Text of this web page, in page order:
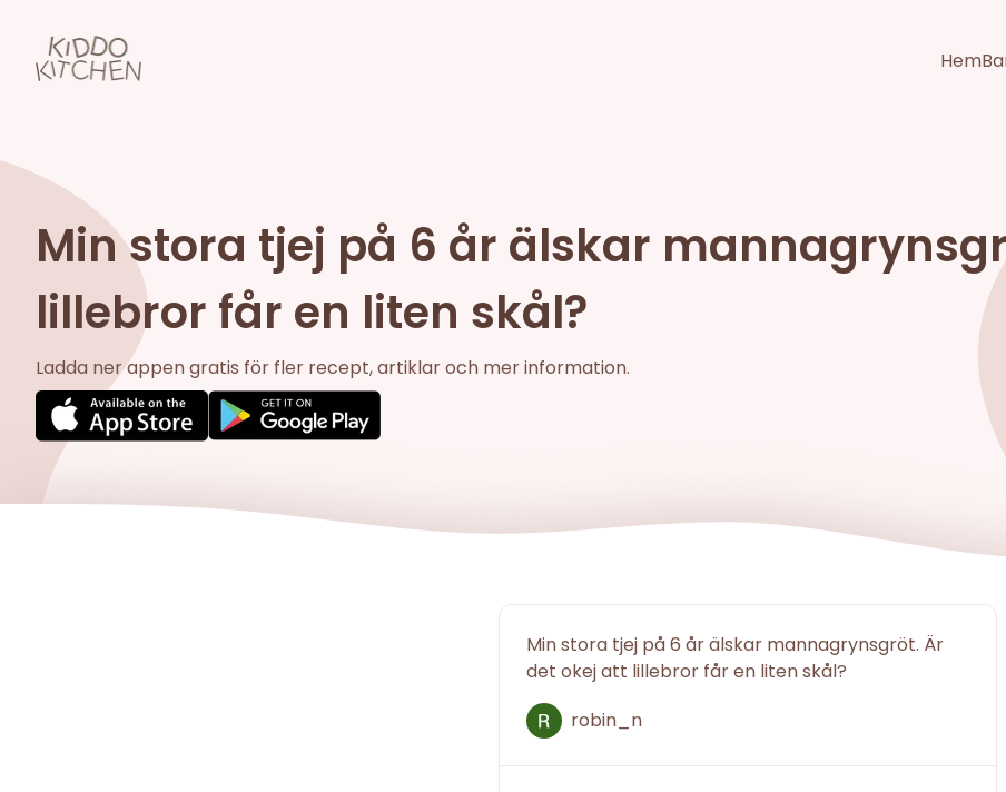
Hem
Min stora tjej på 6 år älskar
lillebror får en liten skål?
Ladda ner appen gratis för fler recept, artiklar och mer information.
Min stora tjej på 6 år älskar mannagrynsgröt. Är
det okej att lillebror får en liten skål?
robin_n